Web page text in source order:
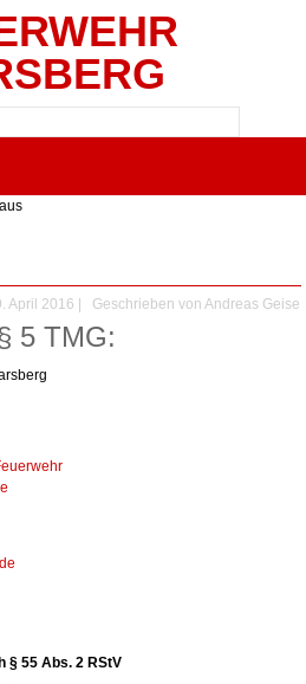
April 2016 Geschrieben von Andreas Geise
5 TMG:
§ 55 Abs. 2 RStV